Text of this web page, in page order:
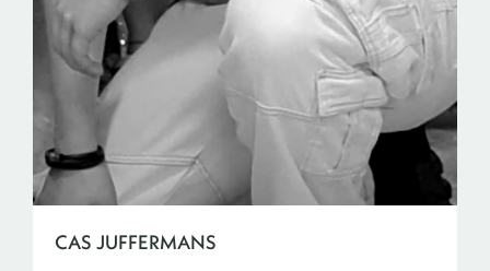
CAS JUFFERMANS